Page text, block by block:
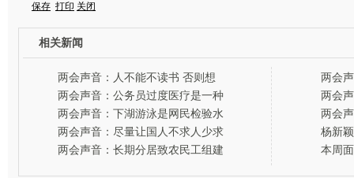
保存 打印 关闭
相关新闻
两会声音：人不能不读书 否则想
的都是钱-百姓网事
两会声音：公务员过度医疗是一种
腐败-百姓网事
两会声音：下湖游泳是网民检验水
质的标准-百姓网事
两会声音：尽量让国人不求人少求
人-百姓网事
两会声音：长期分居致农民工组建
两会
节-百
两会
弱势
两会
娘家
杨新颖
本周